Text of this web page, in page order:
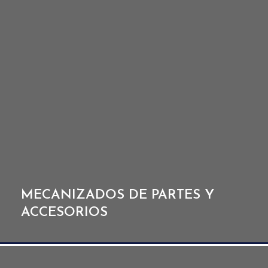
MECANIZADOS DE PARTES Y
ACCESORIOS